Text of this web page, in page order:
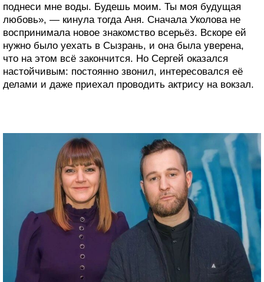
поднеси мне воды. Будешь моим. Ты моя будущая
любовь», — кинула тогда Аня. Сначала Уколова не
воспринимала новое знакомство всерьёз. Вскоре ей
нужно было уехать в Сызрань, и она была уверена,
что на этом всё закончится. Но Сергей оказался
настойчивым: постоянно звонил, интересовался её
делами и даже приехал проводить актрису на вокзал.